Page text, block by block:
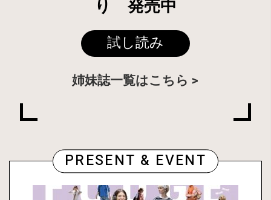
り 発売中
試し読み
姉妹誌一覧はこちら
PRESENT & EVENT